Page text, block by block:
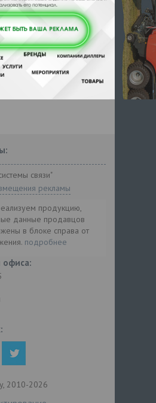
комментарий или
нужно
связи"
рекламы
продукцию,
данные продавцов
в блоке справа от
подробнее
2010-2026